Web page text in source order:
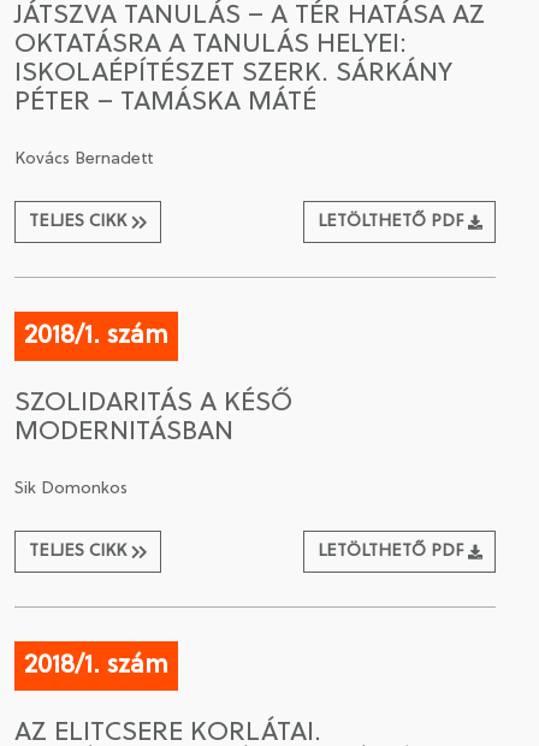
JÁTSZVA TANULÁS – A TÉR HATÁSA AZ
OKTATÁSRA A TANULÁS HELYEI:
ISKOLAÉPÍTÉSZET SZERK. SÁRKÁNY
PÉTER – TAMÁSKA MÁTÉ
Kovács Bernadett
TELJES CIKK LETÖLTHETŐ PDF
2018/1. szám
SZOLIDARITÁS A KÉSŐ
MODERNITÁSBAN
Sik Domonkos
TELJES CIKK LETÖLTHETŐ PDF
2018/1. szám
AZ ELITCSERE KORLÁTAI.